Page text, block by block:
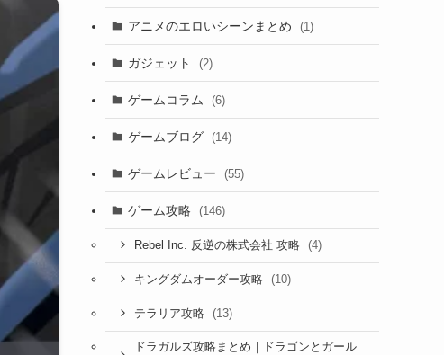
アニメのエロいシーンまとめ (1)
ガジェット (2)
ゲームコラム (6)
ゲームブログ (14)
ゲームレビュー (55)
ゲーム攻略 (146)
Rebel Inc. 反逆の株式会社 攻略 (4)
キングダムオーダー攻略 (10)
テラリア攻略 (13)
ドラガルズ攻略まとめ｜ドラゴンとガール